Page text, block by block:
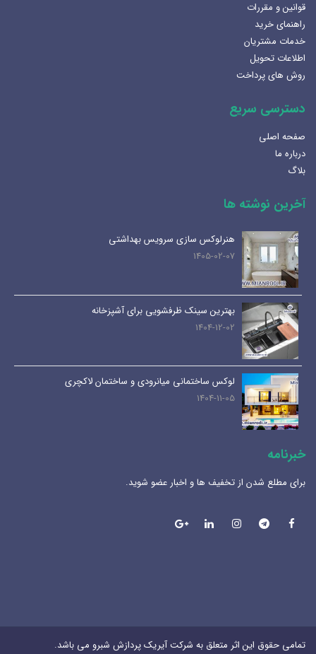
قوانین و مقررات
راهنمای خرید
خدمات مشتریان
اطلاعات تحویل
روش های پرداخت
دسترسی سریع
صفحه اصلی
درباره ما
بلاگ
آخرین نوشته ها
هنرلوکس سازی سرویس بهداشتی
1405-02-07
بهترین سینک ظرفشویی برای آشپزخانه
1404-12-02
لوکس ساختمانی میانرودی و ساختمان لاکچری
1404-11-05
خبرنامه
برای مطلع شدن از تخفیف ها و اخبار عضو شوید.
تمامی حقوق این اثر متعلق به شرکت آیریک پردازش شبرو می باشد.